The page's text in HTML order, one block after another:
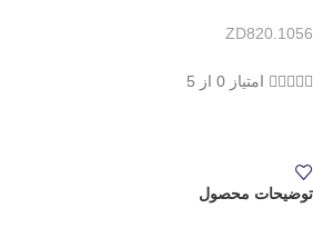
ZD820.1056
 امتیاز 0 از 5
توضیحات محصول